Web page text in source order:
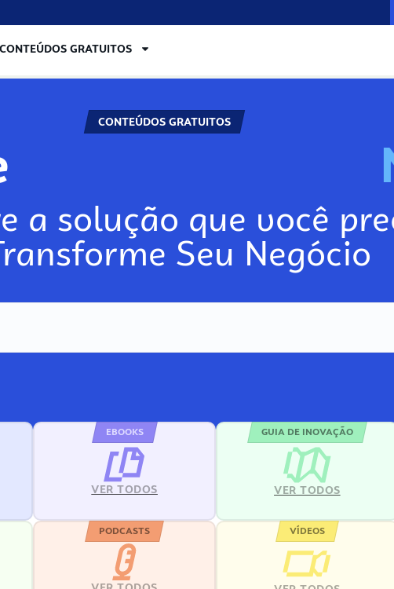
CONTEÚDOS GRATUITOS
CONTEÚDOS GRATUITOS
a solução que você
Seu Negócio
EBOOKS
VER TODOS
GUIA DE INOVAÇÃO
VER TODOS
PODCASTS VÍDEOS